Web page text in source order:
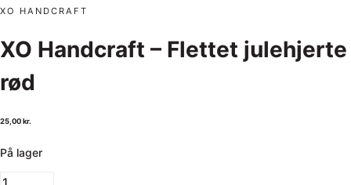
XO HANDCRAFT
XO Handcraft – Flettet julehjerte
rød
25,00kr.
På lager